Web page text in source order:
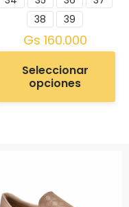
38
39
Gs 160.000
Seleccionar
opciones